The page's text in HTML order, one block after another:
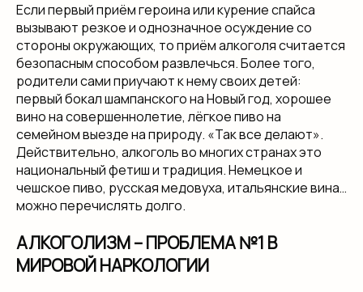
Если первый приём героина или курение спайса
вызывают резкое и однозначное осуждение со
стороны окружающих, то приём алкоголя считается
безопасным способом развлечься. Более того,
родители сами приучают к нему своих детей:
первый бокал шампанского на Новый год, хорошее
вино на совершеннолетие, лёгкое пиво на
семейном выезде на природу. «Так все делают».
Действительно, алкоголь во многих странах это
национальный фетиш и традиция. Немецкое и
чешское пиво, русская медовуха, итальянские вина…
можно перечислять долго.
АЛКОГОЛИЗМ – ПРОБЛЕМА №1 В
МИРОВОЙ НАРКОЛОГИИ